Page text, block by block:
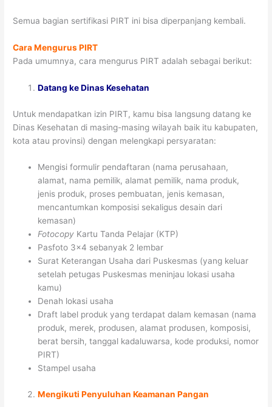
Semua bagian sertifikasi PIRT ini bisa diperpanjang kembali.
Cara Mengurus PIRT
Pada umumnya, cara mengurus PIRT adalah sebagai berikut:
Datang ke Dinas Kesehatan
Untuk mendapatkan izin PIRT, kamu bisa langsung datang ke
Dinas Kesehatan di masing-masing wilayah baik itu kabupaten,
kota atau provinsi) dengan melengkapi persyaratan:
Mengisi formulir pendaftaran (nama perusahaan,
alamat, nama pemilik, alamat pemilik, nama produk,
jenis produk, proses pembuatan, jenis kemasan,
mencantumkan komposisi sekaligus desain dari
kemasan)
Fotocopy Kartu Tanda Pelajar (KTP)
Pasfoto 3×4 sebanyak 2 lembar
Surat Keterangan Usaha dari Puskesmas (yang keluar
setelah petugas Puskesmas meninjau lokasi usaha
kamu)
Denah lokasi usaha
Draft label produk yang terdapat dalam kemasan (nama
produk, merek, produsen, alamat produsen, komposisi,
berat bersih, tanggal kadaluwarsa, kode produksi, nomor
PIRT)
Stampel usaha
Mengikuti Penyuluhan Keamanan Pangan